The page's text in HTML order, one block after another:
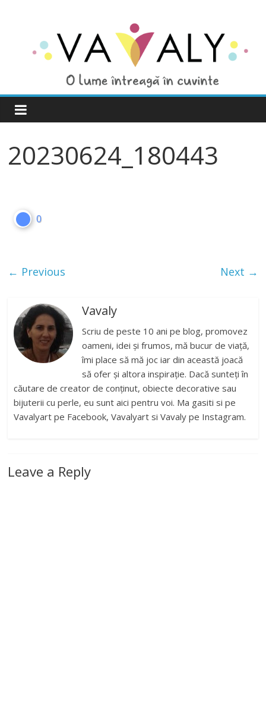
20230624_180443
0
← Previous Next →
Vavaly
Scriu de peste 10 ani pe blog, promovez
oameni, idei și frumos, mă bucur de viață,
îmi place să mă joc iar din această joacă
să ofer și altora inspirație. Dacă sunteți în
căutare de creator de conținut, obiecte decorative sau
bijuterii cu perle, eu sunt aici pentru voi. Ma gasiti si pe
Vavalyart pe Facebook, Vavalyart si Vavaly pe Instagram.
Leave a Reply